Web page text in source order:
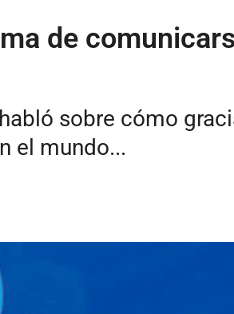
de
sobre cómo
el mundo...